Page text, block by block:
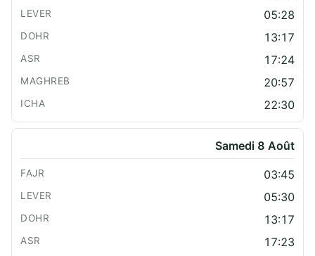
05:28
13:17
17:24
20:57
22:30
Samedi 8 Août
03:45
05:30
13:17
17:23